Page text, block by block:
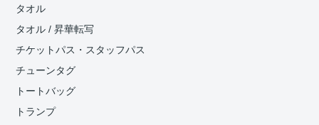
タオル
タオル / 昇華転写
チケットパス・スタッフパス
チューンタグ
トートバッグ
トランプ